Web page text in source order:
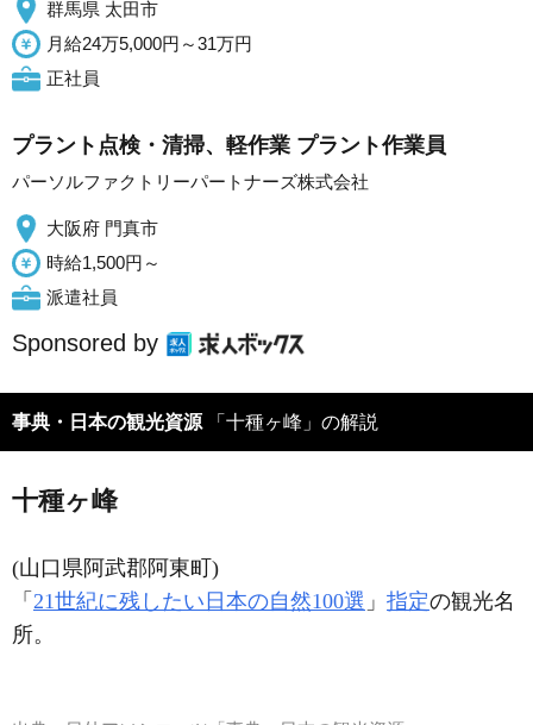
群馬県 太田市
月給24万5,000円～31万円
正社員
プラント点検・清掃、軽作業 プラント作業員
パーソルファクトリーパートナーズ株式会社
大阪府 門真市
時給1,500円～
派遣社員
Sponsored by
事典・日本の観光資源 「十種ヶ峰」の解説
十種ヶ峰
(山口県阿武郡阿東町)
「 21世紀に残したい日本の自然100選 」 指定の観光名
所。